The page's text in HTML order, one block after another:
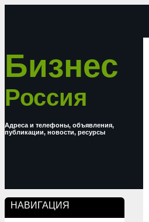
Бизнес
Россия
Адреса и телефоны, объявления,
публикации, новости, ресурсы
НАВИГАЦИЯ